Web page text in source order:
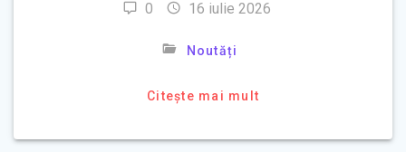
0 16 iulie 2026
Noutăți
Citește mai mult